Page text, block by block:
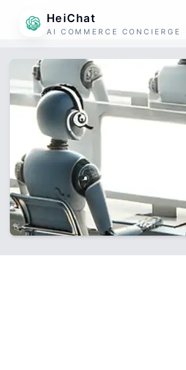
HeiChat
AI COMMERCE CONCIERGE